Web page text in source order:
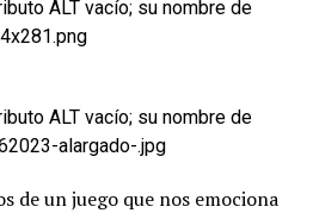
de un juego que nos emociona